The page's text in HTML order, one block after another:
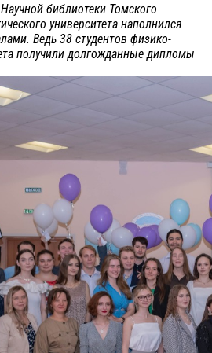
библиотеки Томского
университета наполнился
Ведь 38 студентов физико-
получили долгожданные дипломы